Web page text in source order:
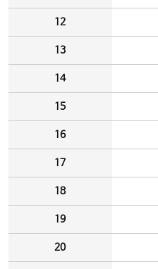
12
13
14
15
16
17
18
19
20